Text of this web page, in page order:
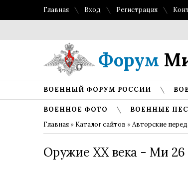
Главная Вход Регистрация
Форум
ВОЕННЫЙ ФОРУМ РОССИИ
ВОЕННОЕ ФОТО ВОЕННЫЕ
Главная » Каталог сайтов »Авторские
Оружие ХХ века - Ми 26